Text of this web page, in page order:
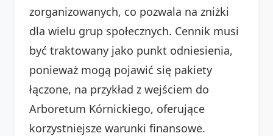
zorganizowanych, co pozwala na zniżki
dla wielu grup społecznych. Cennik musi
być traktowany jako punkt odniesienia,
ponieważ mogą pojawić się pakiety
łączone, na przykład z wejściem do
Arboretum Kórnickiego, oferujące
korzystniejsze warunki finansowe.